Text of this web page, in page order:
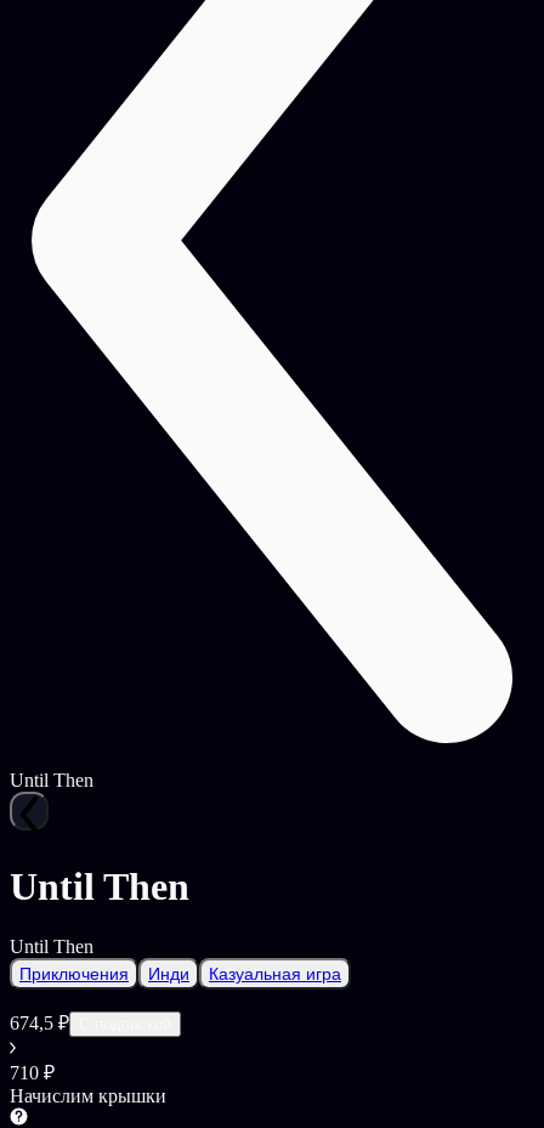
Until Then
Until Then
Until Then
Приключения Инди Казуальная игра
674,5 ₽
710 ₽
Начислим крышки